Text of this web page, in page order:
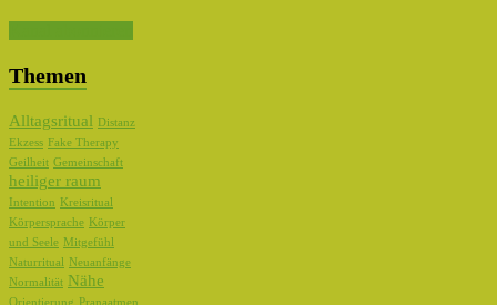
Themen
Alltagsritual
Distanz
Ekzess Fake Therapy
Geilheit Gemeinschaft
heiliger raum
Intention
Kreisritual
Körpersprache Körper
und Seele Mitgefühl
Naturritual
Neuanfänge
Normalität Nähe
Orientierung
Pranaatmen